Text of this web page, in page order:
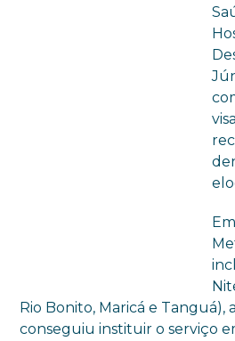
Rio Bonito, Maricá e Tanguá),
conseguiu instituir o serviço